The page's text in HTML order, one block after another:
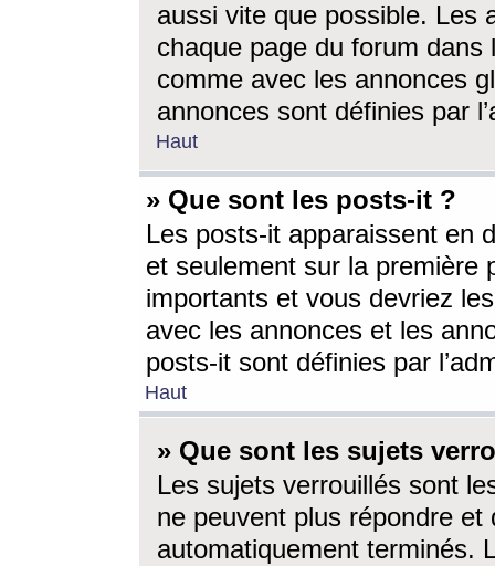
aussi vite que possible. Les
chaque page du forum dans
comme avec les annonces
annonces sont définies par
Haut
» Que sont les posts-it ?
Les posts-it apparaissent en
et seulement sur la première
importants et vous devriez
avec les annonces et les
posts-it sont définies par
Haut
» Que sont les sujets
Les sujets verrouillés sont
ne peuvent plus répondre
automatiquement terminés.